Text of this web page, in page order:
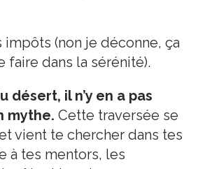
(non je déconne, ça
faire dans la sérénité).
désert, il n’y en a pas
mythe. Cette traversée se
vient te chercher dans tes
à tes mentors, les